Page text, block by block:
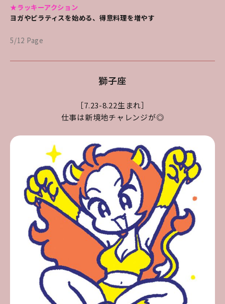
★ラッキーアクション
ヨガやピラティスを始める、得意料理を増やす
5/12 Page
獅子座
［7.23-8.22生まれ］
仕事は新境地チャレンジが◎